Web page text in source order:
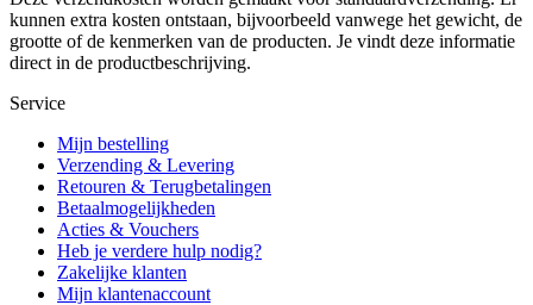
kunnen extra kosten ontstaan, bijvoorbeeld vanwege het gewicht, de
grootte of de kenmerken van de producten. Je vindt deze informatie
direct in de productbeschrijving.
Service
Mijn bestelling
Verzending & Levering
Retouren & Terugbetalingen
Betaalmogelijkheden
Acties & Vouchers
Heb je verdere hulp nodig?
Zakelijke klanten
Mijn klantenaccount